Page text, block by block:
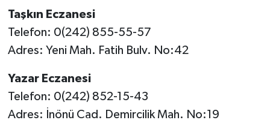
Taşkın Eczanesi
Telefon: 0(242) 855-55-57
Adres: Yeni Mah. Fatih Bulv. No:42
Yazar Eczanesi
Telefon: 0(242) 852-15-43
Adres: İnönü Cad. Demircilik Mah. No:19